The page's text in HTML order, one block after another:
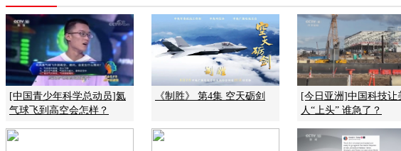
[中国青少年科学总动员]氦
气球飞到高空会怎样？
《制胜》 第4集 空天砺剑
[今日亚洲]中国科技让
人“上头” 谁急了？